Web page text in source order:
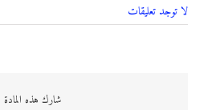
لا توجد تعليقات
شارك هذه المادة